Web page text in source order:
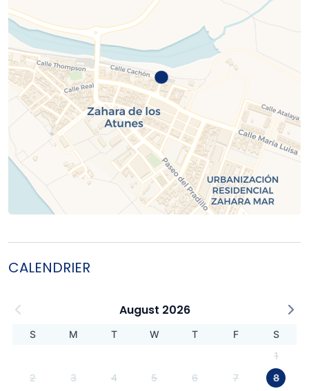
CALENDRIER
August 2026
S M T W T F
S
1
2
3 4 5 6 7 8